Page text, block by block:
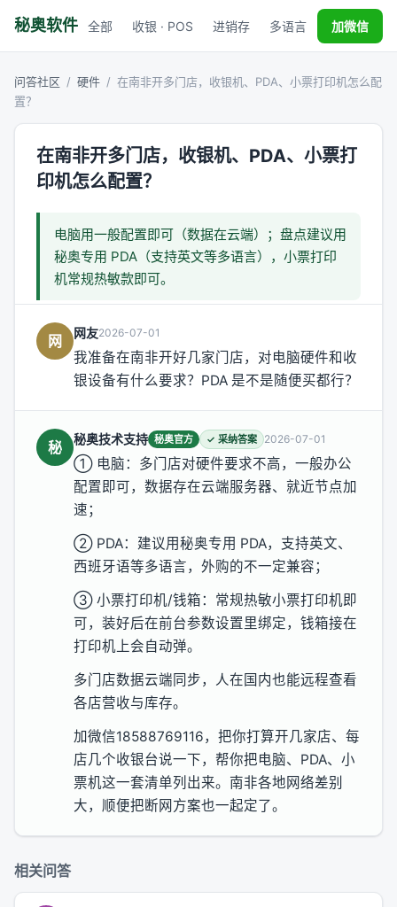
秘奥软件 全部 收银 · POS 进销存 多语言 税务对接
加微信
问答社区 / 硬件 / 在南非开多门店，收银机、PDA、小票打印机怎么配
置？
在南非开多门店，收银机、PDA、小票打
印机怎么配置？
电脑用一般配置即可（数据在云端）；盘点建议用
秘奥专用 PDA（支持英文等多语言），小票打印
机常规热敏款即可。
网 网友2026-07-01
我准备在南非开好几家门店，对电脑硬件和收
银设备有什么要求？PDA 是不是随便买都行？
秘 秘奥技术支持 秘奥官方 ✓ 采纳答案 2026-07-01
① 电脑：多门店对硬件要求不高，一般办公
配置即可，数据存在云端服务器、就近节点加
速；
② PDA：建议用秘奥专用 PDA，支持英文、
西班牙语等多语言，外购的不一定兼容；
③ 小票打印机/钱箱：常规热敏小票打印机即
可，装好后在前台参数设置里绑定，钱箱接在
打印机上会自动弹。
多门店数据云端同步，人在国内也能远程查看
各店营收与库存。
加微信18588769116，把你打算开几家店、每
店几个收银台说一下，帮你把电脑、PDA、小
票机这一套清单列出来。南非各地网络差别
大，顺便把断网方案也一起定了。
相关问答